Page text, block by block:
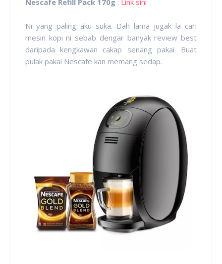
Nescafe Refill Pack 170g : Link sini
Ni yang paling aku suka. Dah lama jugak la cari
mesin kopi ni sebab dengar banyak review best
daripada kengkawan cakap senang pakai. Buat
pulak pakai Nescafe kan memang sedap.